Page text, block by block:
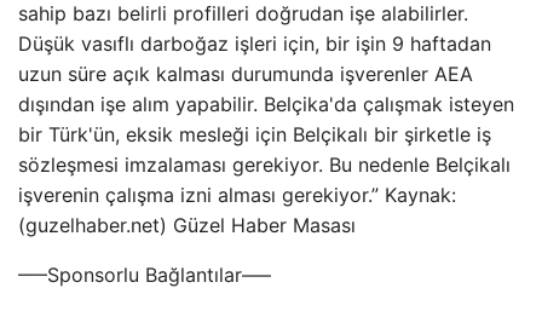
sahip bazı belirli profilleri doğrudan işe alabilirler.
Düşük vasıflı darboğaz işleri için, bir işin 9 haftadan
uzun süre açık kalması durumunda işverenler AEA
dışından işe alım yapabilir. Belçika'da çalışmak isteyen
bir Türk'ün, eksik mesleği için Belçikalı bir şirketle iş
sözleşmesi imzalaması gerekiyor. Bu nedenle Belçikalı
işverenin çalışma izni alması gerekiyor.” Kaynak:
(guzelhaber.net) Güzel Haber Masası
—–Sponsorlu Bağlantılar—–